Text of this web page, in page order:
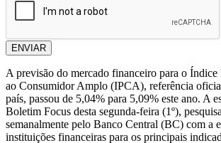
ENVIAR
A previsão do mercado financeiro para o Índice
ao Consumidor Amplo (IPCA), referência
país, passou de 5,04% para 5,09% este ano. A
Boletim Focus desta segunda-feira (1º),
semanalmente pelo Banco Central (BC) com a
instituições financeiras para os principais